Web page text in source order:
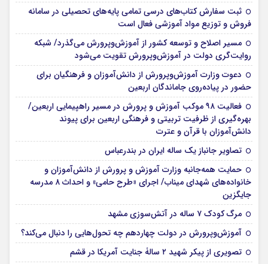
ثبت سفارش کتاب‌های درسی تمامی پایه‌های تحصیلی در سامانه
فروش و توزیع مواد آموزشی فعال است
مسیر اصلاح و توسعه کشور از آموزش‌وپرورش می‌گذرد/ شبکه
روایت‌‌گری دولت در آموزش‌وپرورش تقویت می‌شود
دعوت وزارت آموزش‌وپرورش از دانش‌آموزان و فرهنگیان برای
حضور در پیاده‌روی جاماندگان اربعین
فعالیت ۹۸ موکب آموزش و پرورش در مسیر راهپیمایی اربعین/
بهره‌گیری از ظرفیت تربیتی و فرهنگی اربعین برای پیوند
دانش‌آموزان با قرآن و عترت
تصاویر جانباز یک ساله ایران در بندرعباس
حمایت همه‌جانبه وزارت آموزش و پرورش از دانش‌آموزان و
خانواده‌های شهدای میناب/ اجرای «طرح حامی» و احداث ۸ مدرسه
جایگزین
مرگ کودک ۷ ساله در آتش‌سوزی مشهد
آموزش‌وپرورش در دولت چهاردهم چه تحول‌هایی را دنبال می‌کند؟
تصویری از پیکر شهید ۲ سالۀ جنایت آمریکا در قشم